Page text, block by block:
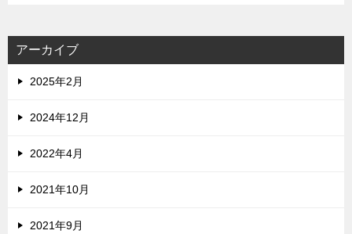
アーカイブ
2025年2月
2024年12月
2022年4月
2021年10月
2021年9月